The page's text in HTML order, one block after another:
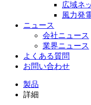
広域ネ
風力発
ニュース
会社ニュース
業界ニュース
よくある質問
お問い合わせ
製品
詳細